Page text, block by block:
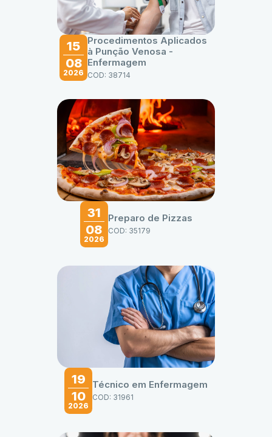
15
08
2026
Procedimentos Aplicados
à Punção Venosa -
Enfermagem
COD: 38714
31
08
2026
Preparo de Pizzas
COD: 35179
19
10
2026
Técnico em Enfermagem
COD: 31961